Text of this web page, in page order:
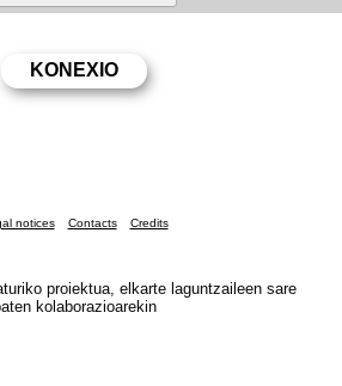
notices Contacts Credits
proiektua, elkarte laguntzaileen sare
kolaborazioarekin